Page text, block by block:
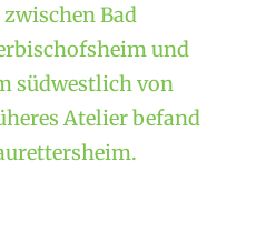
Bad
und
südwestlich von
Atelier befand